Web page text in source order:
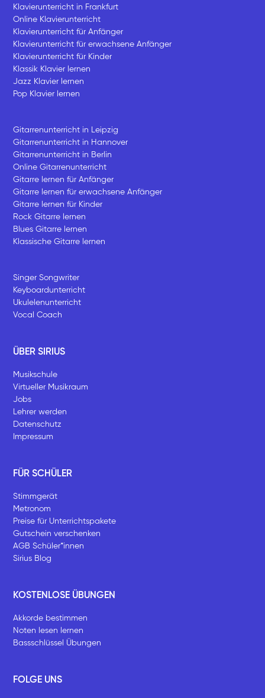
Klavierunterricht in Frankfurt
Online Klavierunterricht
Klavierunterricht für Anfänger
Klavierunterricht für erwachsene Anfänger
Klavierunterricht für Kinder
Klassik Klavier lernen
Jazz Klavier lernen
Pop Klavier lernen
Gitarrenunterricht in Leipzig
Gitarrenunterricht in Hannover
Gitarrenunterricht in Berlin
Online Gitarrenunterricht
Gitarre lernen für Anfänger
Gitarre lernen für erwachsene Anfänger
Gitarre lernen für Kinder
Rock Gitarre lernen
Blues Gitarre lernen
Klassische Gitarre lernen
Singer Songwriter
Keyboardunterricht
Ukulelenunterricht
Vocal Coach
ÜBER SIRIUS
Musikschule
Virtueller Musikraum
Jobs
Lehrer werden
Datenschutz
Impressum
FÜR SCHÜLER
Stimmgerät
Metronom
Preise für Unterrichtspakete
Gutschein verschenken
AGB Schüler*innen
Sirius Blog
KOSTENLOSE ÜBUNGEN
Akkorde bestimmen
Noten lesen lernen
Bassschlüssel Übungen
FOLGE UNS